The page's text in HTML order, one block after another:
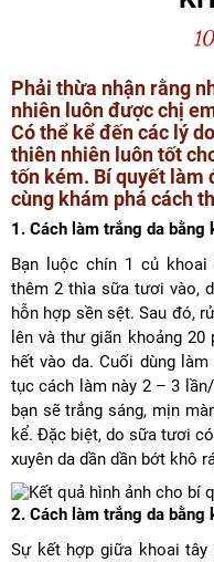
Phải thừa nhận rằng
nhiên luôn được chị
Có thể kể đến các lý
thiên nhiên luôn tốt
tốn kém. Bí quyết làm
cùng khám phá cách
1. Cách làm trắng da
Bạn luộc chín 1 củ khoai
thêm 2 thìa sữa tươi vào,
hỗn hợp sền sệt. Sau đó,
lên và thư giãn khoảng
hết vào da. Cuối dùng
tục cách làm này 2 – 3
bạn sẽ trắng sáng, mịn
kể. Đặc biệt, do sữa tươi
xuyên da dần dần bớt khô
2. Cách làm trắng da bằng
Sự kết hợp giữa khoai